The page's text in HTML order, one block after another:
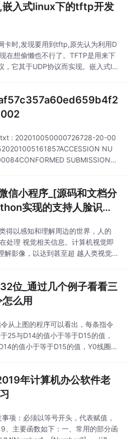
入式linux下的tftp开发
卡时,发现要用到tftp,原先认为利用D
在想偷懒也不行了。TFTP是用来下
，它其于UDP协议而实现。嵌入式lin
式
: 202010050000726728-20-00
NU
SUBMISSION T
信小程序_[源码和文档分
实现的支持人脸识别
得以感知和理解周边的世界，人的
处理 视觉相关信息。计算机视觉即
解影像，以达到甚至超 越人类视觉
于深度学习算法 的成熟应用(2012
位_通过几个例子看看三
么用
从上图的程序可以看出，每条指令
25与D14的值小于等于D15的值，
的值小于等于D15的值，Y0线圈得
为1，当C10>100时，M2
年计算机办公软件老
项：必须以等号开头，代表赋值，
、主要函数如下：一、常用的部分函